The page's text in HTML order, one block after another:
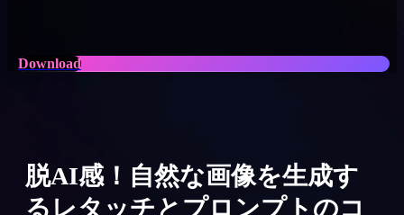
Download
脱AI感！自然な画像を生成す
るレタッチとプロンプトのコ